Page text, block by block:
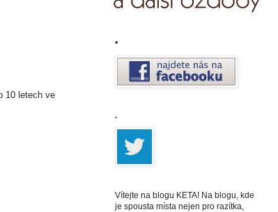
10 letech ve
*
.
Vítejte na blogu KETA! Na blogu, kde
je spousta místa nejen pro razítka,